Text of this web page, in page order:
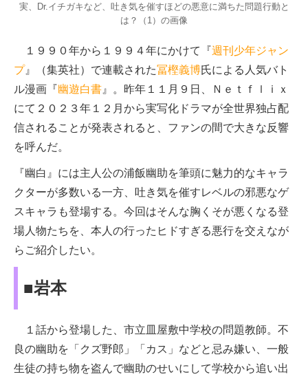
実、Dr.イチガキなど、吐き気を催すほどの悪意に満ちた問題行動と
は？（1）の画像
１９９０年から１９９４年にかけて『週刊少年ジャン
プ』（集英社）で連載された冨樫義博氏による人気バト
ル漫画『幽遊白書 』。昨年１１月９日、Ｎｅｔｆｌｉｘ
にて２０２３年１２月から実写化ドラマが全世界独占配
信されることが発表されると、ファンの間で大きな反響
を呼んだ。
『幽白』には主人公の浦飯幽助を筆頭に魅力的なキャラ
クターが多数いる一方、吐き気を催すレベルの邪悪なゲ
スキャラも登場する。今回はそんな胸くそが悪くなる登
場人物たちを、本人の行ったヒドすぎる悪行を交えなが
らご紹介したい。
■岩本
１話から登場した、市立皿屋敷中学校の問題教師。不
良の幽助を「クズ野郎」「カス」などと忌み嫌い、一般
生徒の持ち物を盗んで幽助のせいにして学校から追い出